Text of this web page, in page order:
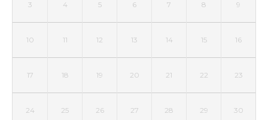
3 4 5 6 7 8 9
10 11 12 13 14 15 16
17 18 19 20 21 22 23
24 25 26 27 28 29 30